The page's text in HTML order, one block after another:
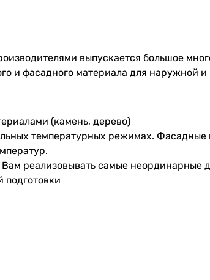
выпускается большое
и фасадного материала для наружной
(камень, дерево)
температурных режимах. Фасадные
реализовывать самые неординарные
подготовки